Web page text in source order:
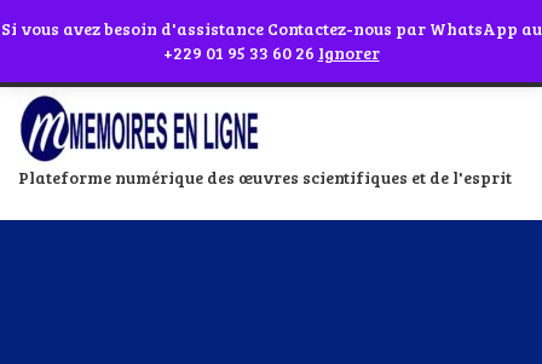
Abonnes toi à notre chaîne WhatsApp en cliquant sur l'icône en face
Plateforme numérique des œuvres scientifiques et de l'esprit
Si vous avez besoin d'assistance Contactez-nous par WhatsApp au
+229 01 95 33 60 26 Ignorer